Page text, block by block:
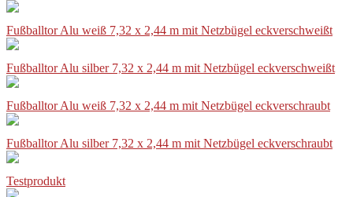
Fußballtor Alu weiß 7,32 x 2,44 m mit Netzbügel eckverschweißt
Fußballtor Alu silber 7,32 x 2,44 m mit Netzbügel eckverschweißt
Fußballtor Alu weiß 7,32 x 2,44 m mit Netzbügel eckverschraubt
Fußballtor Alu silber 7,32 x 2,44 m mit Netzbügel eckverschraubt
Testprodukt